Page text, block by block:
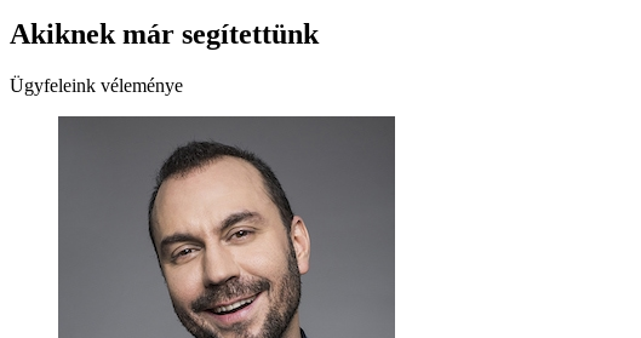
Akiknek már segítettünk
Ügyfeleink véleménye